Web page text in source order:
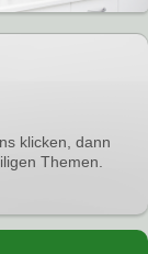
klicken, dann
Themen.